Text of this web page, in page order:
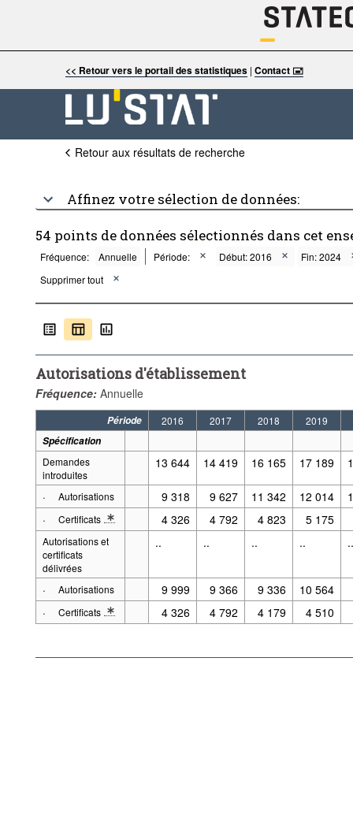
<< Retour vers le portail des statistiques| Contact 🖃
Retour aux résultats de recherche
Affinez votre sélection de données:
54 points de données sélectionnés dans cet
Fréquence: Annuelle Période: Début: 2016
Fin: 2024
Supprimer tout
Autorisations d'établissement
Fréquence: Annuelle
Période 2016 2017 2018
2019
Spécification
Demandes
introduites
13 644 14 419 16 165 17 189
· Autorisations 9 318 9 627 11 342 12 014
·
Certificats
* Note specification 2: Les activités d'entreprises artisanales
4 326 4 792 4 823 5 175
Autorisations et
certificats
délivrées
.. .. .. .. ..
· Autorisations 9 999 9 366 9 336
10 564
·
Certificats
* Note specification 2: Les activités d'entreprises artisanales
4 326 4 792 4 179 4 510